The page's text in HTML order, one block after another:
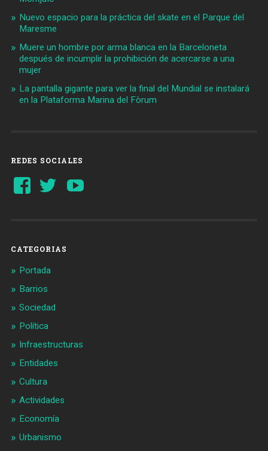
Nuevo espacio para la práctica del skate en el Parque del
Maresme
Muere un hombre por arma blanca en la Barceloneta
después de incumplir la prohibición de acercarse a una
mujer
La pantalla gigante para ver la final del Mundial se instalará
en la Plataforma Marina del Fòrum
REDES SOCIALES
Ver
perfil
Ver
perfil
CATEGORIAS
Portada
Barrios
Sociedad
Política
Infraestructuras
Entidades
Cultura
Actividades
Economía
Urbanismo